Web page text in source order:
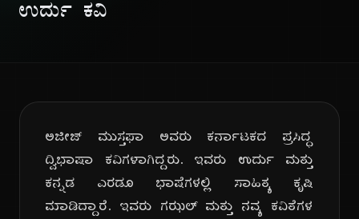
ಉರ್ದು ಕವಿ
ಅಜೀಜ್ ಮುಸ್ತಫಾ ಅವರು ಕರ್ನಾಟಕದ ಪ್ರಸಿದ್ಧ
ದ್ವಿಭಾಷಾ ಕವಿಗಳಾಗಿದ್ದರು. ಇವರು ಉರ್ದು ಮತ್ತು
ಕನ್ನಡ ಎರಡೂ ಭಾಷೆಗಳಲ್ಲಿ ಸಾಹಿತ್ಯ ಕೃಷಿ
ಮಾಡಿದ್ದಾರೆ. ಇವರು ಗಝಲ್ ಮತ್ತು ನವ್ಯ ಕವಿತೆಗಳ